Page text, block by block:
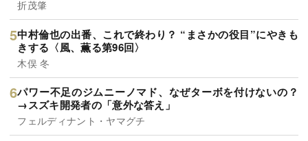
折茂肇
中村倫也の出番、これで終わり？ “まさかの役目”にやきも
きする〈風、薫る第96回〉
木俣 冬
パワー不足のジムニーノマド、なぜターボを付けないの？
→スズキ開発者の「意外な答え」
フェルディナント・ヤマグチ